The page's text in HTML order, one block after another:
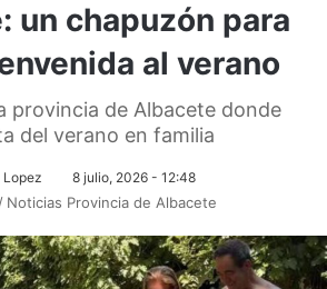
un chapuzón para
al verano
provincia de Albacete donde
del verano en familia
Lopez 8 julio, 2026 - 12:48
/ Noticias Provincia de Albacete